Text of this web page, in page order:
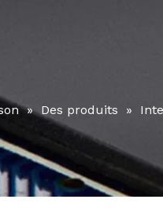
» Des produits »